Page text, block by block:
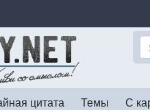
цитата Темы С